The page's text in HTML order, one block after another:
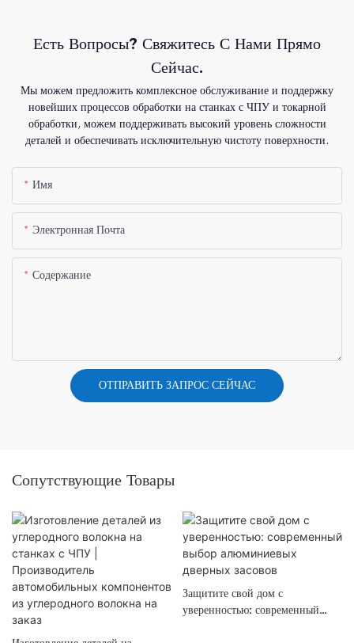
Есть Вопросы? Свяжитесь С Нами Прямо
Сейчас.
Мы можем предложить комплексное обслуживание и поддержку
новейших процессов обработки на станках с ЧПУ и токарной
обработки, можем поддерживать высокий уровень сложности
деталей и обеспечивать исключительную чистоту поверхности.
Имя
Электронная Почта
Содержание
ОТПРАВИТЬ ЗАПРОС СЕЙЧАС
Сопутствующие Товары
Защитите свой дом с
уверенностью: современный